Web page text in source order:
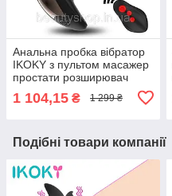
Анальна пробка вібратор
IKOKY з пультом масажер
простати розширювач
1 104,15 ₴ 1 299 ₴
Подібні товари компанії